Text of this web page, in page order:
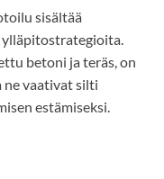
sisältää
betoni ja teräs, on
vaativat silti
estämiseksi.